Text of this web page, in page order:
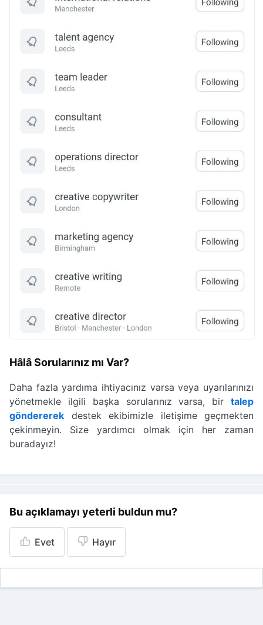
Hâlâ Sorularınız mı Var?
Daha fazla yardıma ihtiyacınız varsa veya uyarılarınızı
yönetmekle ilgili başka sorularınız varsa, bir talep
göndererek destek ekibimizle iletişime geçmekten
çekinmeyin. Size yardımcı olmak için her zaman
buradayız!
Bu açıklamayı yeterli buldun mu?
Evet Hayır